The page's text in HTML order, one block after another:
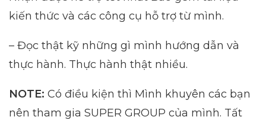
kiến thức và các công cụ hỗ trợ từ mình.
– Đọc thật kỹ những gì mình hướng dẫn và
thực hành. Thực hành thật nhiều.
NOTE: Có điều kiện thì Mình khuyên các bạn
nên tham gia SUPER GROUP của mình. Tất